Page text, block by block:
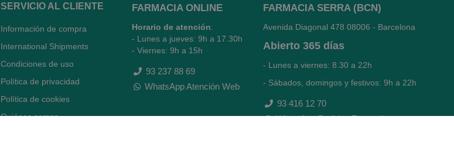
SERVICIO AL CLIENTE
Información de compra
International Shipments
Condiciones de uso
Política de privacidad
Política de cookies
Quiénes somos
FARMACIA ONLINE
Horario de atención:
- Lunes a jueves: 9h a 17.30h
- Viernes: 9h a 15h
93 237 88 69
WhatsApp Atención Web
FARMACIA SERRA (BCN)
Avenida Diagonal 478 08006 - Barcelona
Abierto 365 días
- Lunes a viernes: 8.30 a 22h
- Sábados, domingos y festivos: 9h a 22h
93 416 12 70
WhatsApp Pedidos Farmacia